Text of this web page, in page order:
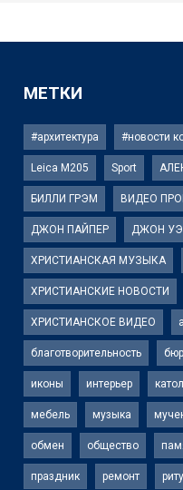
МЕТКИ
#архитектура #новости
Leica M205 Sport
БИЛЛИ ГРЭМ ВИДЕО
ДЖОН ПАЙПЕР ДЖОН
ХРИСТИАНСКАЯ МУЗЫКА
ХРИСТИАНСКИЕ НОВОСТИ
ХРИСТИАНСКОЕ ВИДЕО
благотворительность
иконы интерьер
мебель музыка
обмен общество
праздник ремонт